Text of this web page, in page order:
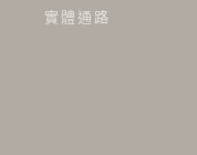
實體通路